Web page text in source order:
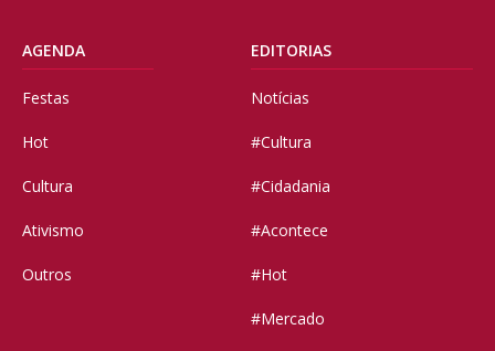
AGENDA
Festas
Hot
Cultura
Ativismo
Outros
EDITORIAS
Notícias
#Cultura
#Cidadania
#Acontece
#Hot
#Mercado